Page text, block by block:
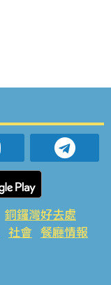
銅鑼灣好去處
社會 餐廳情報